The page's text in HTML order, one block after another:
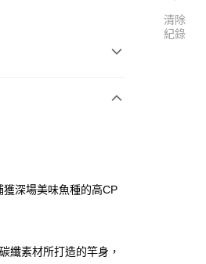
深場美味魚種的高CP
纖素材所打造的竿身，
清除
紀錄